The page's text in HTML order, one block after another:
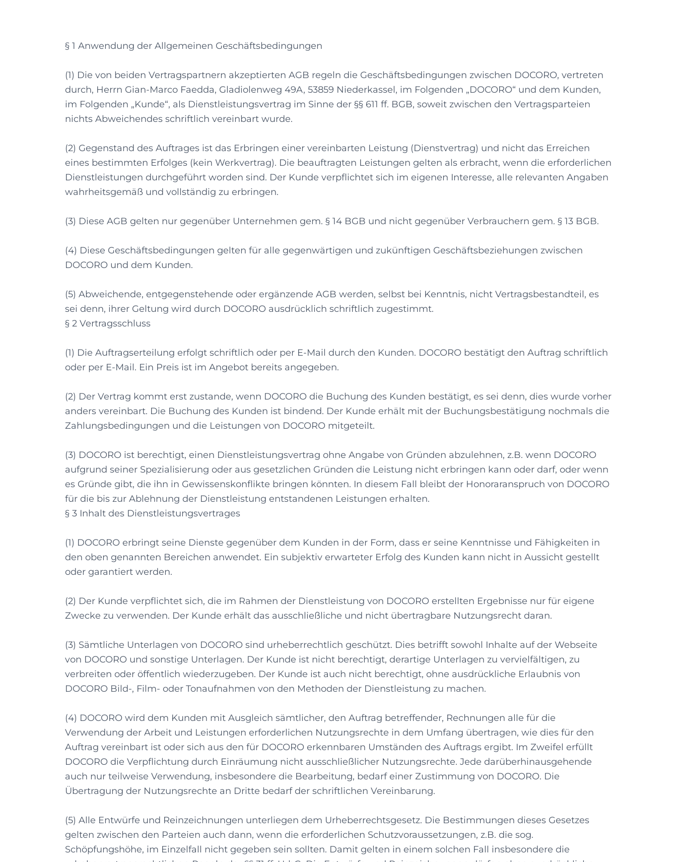
§ 1 Anwendung der Allgemeinen Geschäftsbedingungen
(1) Die von beiden Vertragspartnern akzeptierten AGB regeln die Geschäftsbedingungen zwischen DOCORO, vertreten
durch, Herrn Gian-Marco Faedda, Gladiolenweg 49A, 53859 Niederkassel, im Folgenden „DOCORO“ und dem Kunden,
im Folgenden „Kunde“, als Dienstleistungsvertrag im Sinne der §§ 611 ff. BGB, soweit zwischen den Vertragsparteien
nichts Abweichendes schriftlich vereinbart wurde.
(2) Gegenstand des Auftrages ist das Erbringen einer vereinbarten Leistung (Dienstvertrag) und nicht das Erreichen
eines bestimmten Erfolges (kein Werkvertrag). Die beauftragten Leistungen gelten als erbracht, wenn die erforderlichen
Dienstleistungen durchgeführt worden sind. Der Kunde verpflichtet sich im eigenen Interesse, alle relevanten Angaben
wahrheitsgemäß und vollständig zu erbringen.
(3) Diese AGB gelten nur gegenüber Unternehmen gem. § 14 BGB und nicht gegenüber Verbrauchern gem. § 13 BGB.
(4) Diese Geschäftsbedingungen gelten für alle gegenwärtigen und zukünftigen Geschäftsbeziehungen zwischen
DOCORO und dem Kunden.
(5) Abweichende, entgegenstehende oder ergänzende AGB werden, selbst bei Kenntnis, nicht Vertragsbestandteil, es
sei denn, ihrer Geltung wird durch DOCORO ausdrücklich schriftlich zugestimmt.
§ 2 Vertragsschluss
(1) Die Auftragserteilung erfolgt schriftlich oder per E-Mail durch den Kunden. DOCORO bestätigt den Auftrag schriftlich
oder per E-Mail. Ein Preis ist im Angebot bereits angegeben.
(2) Der Vertrag kommt erst zustande, wenn DOCORO die Buchung des Kunden bestätigt, es sei denn, dies wurde vorher
anders vereinbart. Die Buchung des Kunden ist bindend. Der Kunde erhält mit der Buchungsbestätigung nochmals die
Zahlungsbedingungen und die Leistungen von DOCORO mitgeteilt.
(3) DOCORO ist berechtigt, einen Dienstleistungsvertrag ohne Angabe von Gründen abzulehnen, z.B. wenn DOCORO
aufgrund seiner Spezialisierung oder aus gesetzlichen Gründen die Leistung nicht erbringen kann oder darf, oder wenn
es Gründe gibt, die ihn in Gewissenskonflikte bringen könnten. In diesem Fall bleibt der Honoraranspruch von DOCORO
für die bis zur Ablehnung der Dienstleistung entstandenen Leistungen erhalten.
§ 3 Inhalt des Dienstleistungsvertrages
(1) DOCORO erbringt seine Dienste gegenüber dem Kunden in der Form, dass er seine Kenntnisse und Fähigkeiten in
den oben genannten Bereichen anwendet. Ein subjektiv erwarteter Erfolg des Kunden kann nicht in Aussicht gestellt
oder garantiert werden.
(2) Der Kunde verpflichtet sich, die im Rahmen der Dienstleistung von DOCORO erstellten Ergebnisse nur für eigene
Zwecke zu verwenden. Der Kunde erhält das ausschließliche und nicht übertragbare Nutzungsrecht daran.
(3) Sämtliche Unterlagen von DOCORO sind urheberrechtlich geschützt. Dies betrifft sowohl Inhalte auf der Webseite
von DOCORO und sonstige Unterlagen. Der Kunde ist nicht berechtigt, derartige Unterlagen zu vervielfältigen, zu
verbreiten oder öffentlich wiederzugeben. Der Kunde ist auch nicht berechtigt, ohne ausdrückliche Erlaubnis von
DOCORO Bild-, Film- oder Tonaufnahmen von den Methoden der Dienstleistung zu machen.
(4) DOCORO wird dem Kunden mit Ausgleich sämtlicher, den Auftrag betreffender, Rechnungen alle für die
Verwendung der Arbeit und Leistungen erforderlichen Nutzungsrechte in dem Umfang übertragen, wie dies für den
Auftrag vereinbart ist oder sich aus den für DOCORO erkennbaren Umständen des Auftrags ergibt. Im Zweifel erfüllt
DOCORO die Verpflichtung durch Einräumung nicht ausschließlicher Nutzungsrechte. Jede darüberhinausgehende
auch nur teilweise Verwendung, insbesondere die Bearbeitung, bedarf einer Zustimmung von DOCORO. Die
Übertragung der Nutzungsrechte an Dritte bedarf der schriftlichen Vereinbarung.
(5) Alle Entwürfe und Reinzeichnungen unterliegen dem Urheberrechtsgesetz. Die Bestimmungen dieses Gesetzes
gelten zwischen den Parteien auch dann, wenn die erforderlichen Schutzvoraussetzungen, z.B. die sog.
Schöpfungshöhe, im Einzelfall nicht gegeben sein sollten. Damit gelten in einem solchen Fall insbesondere die